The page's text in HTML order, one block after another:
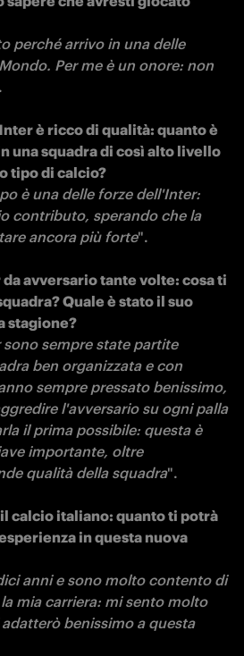
perché arrivo in una delle
Per me è un onore: non
è ricco di qualità: quanto è
una squadra di così alto livello
tipo di calcio?
è una delle forze dell'Inter:
contributo, sperando che la
ancora più forte".
avversario tante volte: cosa ti
Quale è stato il suo
stagione?
sempre state partite
ben organizzata e con
sempre pressato benissimo,
l'avversario su ogni palla
il prima possibile: questa è
importante, oltre
qualità della squadra".
calcio italiano: quanto ti potrà
in questa nuova
anni e sono molto contento di
mia carriera: mi sento molto
benissimo a questa